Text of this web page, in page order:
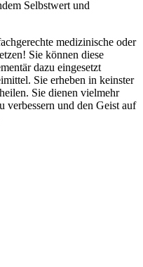
Selbstwert und
medizinische oder
Sie können diese
dazu eingesetzt
Sie erheben in keinster
Sie dienen vielmehr
verbessern und den Geist auf